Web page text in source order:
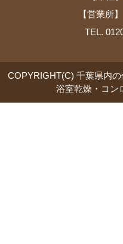
【営業所
TEL.
COPYRIGHT(C) 千葉県内
浴室乾燥・コン